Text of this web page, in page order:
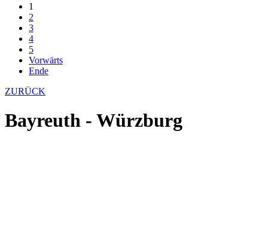
1
2
3
4
5
Vorwärts
Ende
ZURÜCK
Bayreuth - Würzburg